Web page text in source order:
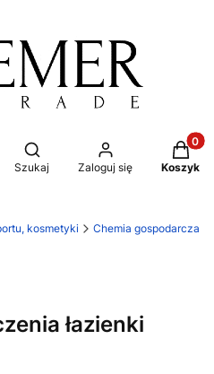
Otwórz wyszukiwarkę
Szukaj Zaloguj się Koszyk
kosmetyki Chemia gospodarcza
łazienki